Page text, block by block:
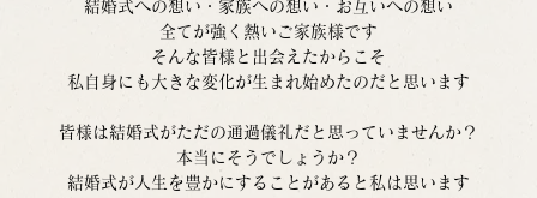
結婚式への想い・家族への想い・お互いへの想い
全てが強く熱いご家族様です
そんな皆様と出会えたからこそ
私自身にも大きな変化が生まれ始めたのだと思います
皆様は結婚式がただの通過儀礼だと思っていませんか？
本当にそうでしょうか？
結婚式が人生を豊かにすることがあると私は思います